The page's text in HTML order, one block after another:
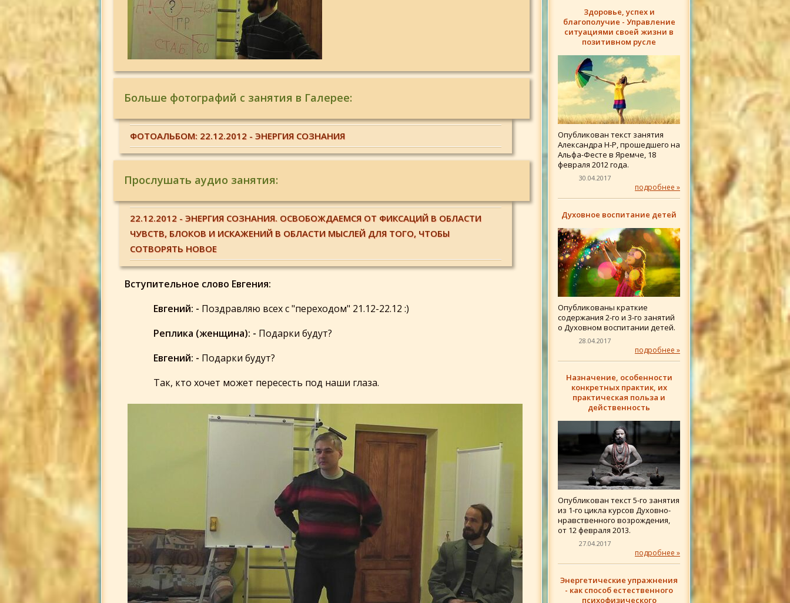
Здоровье, успех и
благополучие - Управление
ситуациями своей жизни в
позитивном русле
Опубликован текст занятия
Александра Н-Р, прошедшего на
Альфа-Фесте в Яремче, 18
февраля 2012 года.
30.04.2017
подробнее »
Духовное воспитание детей
Опубликованы краткие
содержания 2-го и 3-го занятий
о Духовном воспитании детей.
28.04.2017
подробнее »
Назначение, особенности
конкретных практик, их
практическая польза и
действенность
Опубликован текст 5-го занятия
из 1-го цикла курсов Духовно-
нравственного возрождения,
от 12 февраля 2013.
27.04.2017
подробнее »
Энергетические упражнения
- как способ естественного
психофизического
Больше фотографий с занятия в Галерее:
ФОТОАЛЬБОМ: 22.12.2012 - ЭНЕРГИЯ СОЗНАНИЯ
Прослушать аудио занятия:
22.12.2012 - ЭНЕРГИЯ СОЗНАНИЯ. ОСВОБОЖДАЕМСЯ ОТ ФИКСАЦИЙ В ОБЛАСТИ
ЧУВСТВ, БЛОКОВ И ИСКАЖЕНИЙ В ОБЛАСТИ МЫСЛЕЙ ДЛЯ ТОГО, ЧТОБЫ
СОТВОРЯТЬ НОВОЕ
Вступительное слово Евгения:
Евгений: - Поздравляю всех с "переходом" 21.12-22.12 :)
Реплика (женщина): - Подарки будут?
Евгений: - Подарки будут?
Так, кто хочет может пересесть под наши глаза.